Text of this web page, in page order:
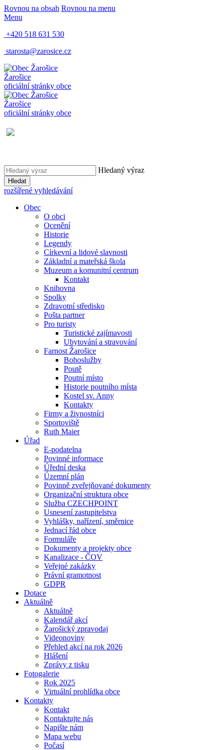
Rovnou na obsah Rovnou na menu
Menu
+420 518 631 530
starosta@zarosice.cz
Žarošice
oficiální stránky obce
Žarošice
oficiální stránky obce
Hledaný výraz
Hledat
rozšířené vyhledávání
Obec
O obci
Ocenění
Historie
Legendy
Církevní a lidové slavnosti
Základní a mateřská škola
Muzeum a komunitní centrum
Kontakt
Knihovna
Spolky
Zdravotní středisko
Pošta partner
Pro turisty
Turistické zajímavosti
Ubytování a stravování
Farnost Žarošice
Bohoslužby
Poutě
Poutní místo
Historie poutního místa
Kostel sv. Anny
Kontakty
Firmy a živnostníci
Sportoviště
Ruth Maier
Úřad
E-podatelna
Povinné informace
Úřední deska
Územní plán
Povinně zveřejňované dokumenty
Organizační struktura obce
Služba CZECHPOINT
Usnesení zastupitelstva
Vyhlášky, nařízení, směrnice
Jednací řád obce
Formuláře
Dokumenty a projekty obce
Kanalizace - ČOV
Veřejné zakázky
Právní gramotnost
GDPR
Dotace
Aktuálně
Aktuálně
Kalendář akcí
Žarošický zpravodaj
Videonoviny
Přehled akcí na rok 2026
Hlášení
Zprávy z tisku
Fotogalerie
Rok 2025
Virtuální prohlídka obce
Kontakty
Kontakt
Kontaktujte nás
Napište nám
Mapa webu
Počasí